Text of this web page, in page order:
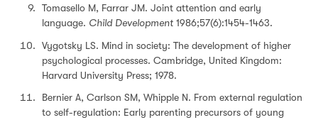
Tomasello M, Farrar JM. Joint attention and early
language. Child Development 1986;57(6):1454-1463.
Vygotsky LS. Mind in society: The development of higher
psychological processes. Cambridge, United Kingdom:
Harvard University Press; 1978.
Bernier A, Carlson SM, Whipple N. From external regulation
to self-regulation: Early parenting precursors of young